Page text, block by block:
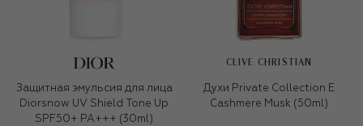
Защитная эмульсия для лица
Diorsnow UV Shield Tone Up
SPF50+ PA+++ (30ml)
CLIVE CHRISTIAN
Духи Private Collection E
Cashmere Musk (50ml)